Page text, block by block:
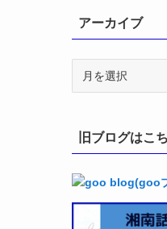
アーカイブ
旧ブログはこ